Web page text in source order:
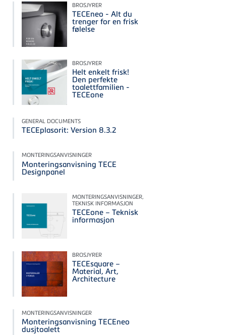
BROSJYRER
TECEneo - Alt du
trenger for en frisk
følelse
BROSJYRER
Helt enkelt frisk!
Den perfekte
toalettfamilien -
TECEone
GENERAL DOCUMENTS
TECEplasorit: Version 8.3.2
MONTERINGSANVISNINGER
Monteringsanvisning TECE
Designpanel
MONTERINGSANVISNINGER,
TEKNISK INFORMASJON
TECEone – Teknisk
informasjon
BROSJYRER
TECEsquare –
Material, Art,
Architecture
MONTERINGSANVISNINGER
Monteringsanvisning TECEneo
dusjtoalett